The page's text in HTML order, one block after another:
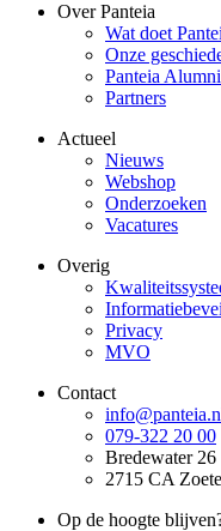
Over Panteia
Wat doet
Onze
Panteia
Partners
Actueel
Nieuws
Webshop
Onderzoeken
Vacatures
Overig
Privacy
MVO
Contact
079-322 20 00
Bredewater 26
2715 CA
Op de hoogte